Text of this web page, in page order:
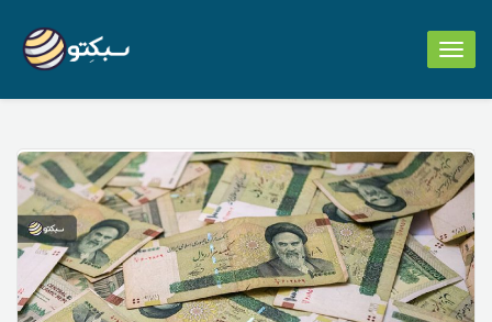
Toggle
navigation